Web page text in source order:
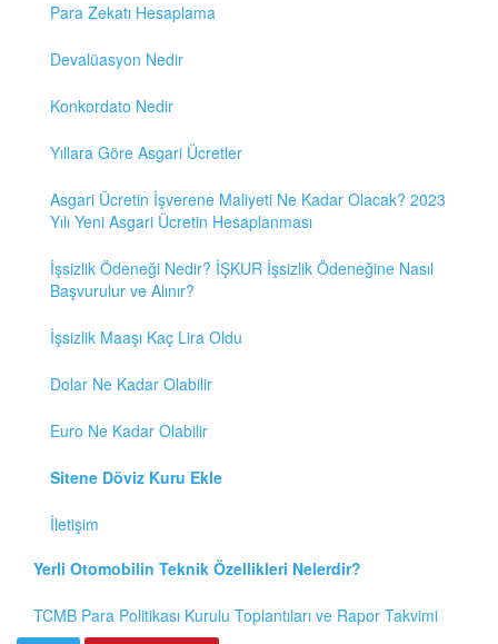
Para Zekatı Hesaplama
Devalüasyon Nedir
Konkordato Nedir
Yıllara Göre Asgari Ücretler
Asgari Ücretin İşverene Maliyeti Ne Kadar Olacak? 2023
Yılı Yeni Asgari Ücretin Hesaplanması
İşsizlik Ödeneği Nedir? İŞKUR İşsizlik Ödeneğine Nasıl
Başvurulur ve Alınır?
İşsizlik Maaşı Kaç Lira Oldu
Dolar Ne Kadar Olabilir
Euro Ne Kadar Olabilir
Sitene Döviz Kuru Ekle
İletişim
Yerli Otomobilin Teknik Özellikleri Nelerdir?
TCMB Para Politikası Kurulu Toplantıları ve Rapor Takvimi